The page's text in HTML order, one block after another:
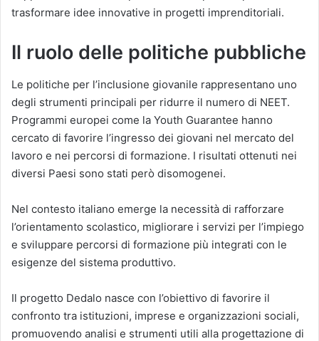
trasformare idee innovative in progetti imprenditoriali.
Il ruolo delle politiche pubbliche
Le politiche per l’inclusione giovanile rappresentano uno
degli strumenti principali per ridurre il numero di NEET.
Programmi europei come la Youth Guarantee hanno
cercato di favorire l’ingresso dei giovani nel mercato del
lavoro e nei percorsi di formazione. I risultati ottenuti nei
diversi Paesi sono stati però disomogenei.
Nel contesto italiano emerge la necessità di rafforzare
l’orientamento scolastico, migliorare i servizi per l’impiego
e sviluppare percorsi di formazione più integrati con le
esigenze del sistema produttivo.
Il progetto Dedalo nasce con l’obiettivo di favorire il
confronto tra istituzioni, imprese e organizzazioni sociali,
promuovendo analisi e strumenti utili alla progettazione di